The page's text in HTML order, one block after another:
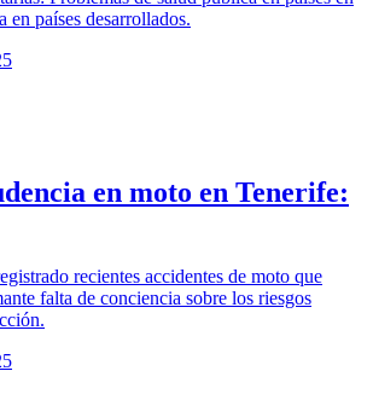
en países desarrollados.
en moto en Tenerife:
recientes accidentes de moto que
falta de conciencia sobre los riesgos